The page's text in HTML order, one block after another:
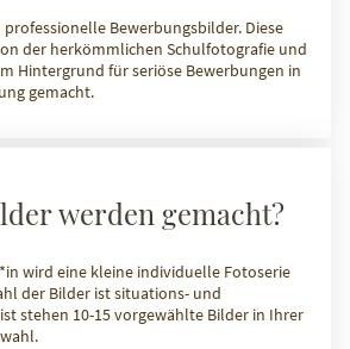
Bewerbungsbilder. Diese
der herkömmlichen Schulfotografie und
Hintergrund für seriöse Bewerbungen in
gemacht.
werden gemacht?
wird eine kleine individuelle Fotoserie
der Bilder ist situations- und
stehen 10-15 vorgewählte Bilder in Ihrer